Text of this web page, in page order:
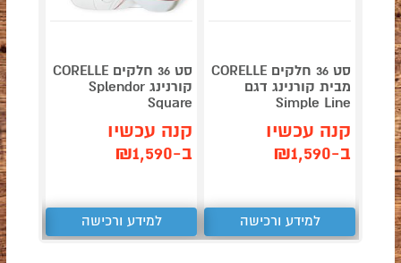
סט 36 חלקים CORELLE
מבית קורנינג דגם
Simple Line
קנה עכשיו
ב-₪1,590
למידע ורכישה
סט 36 חלקים CORELLE
קורנינג Splendor
Square
קנה עכשיו
ב-₪1,590
למידע ורכישה